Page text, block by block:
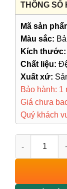
THÔNG SỐ
Mã sản
Màu sắc:
Kích thước:
Chất liệu:
Xuất xứ:
Bảo hành: 1
Giá chưa
Quý khách